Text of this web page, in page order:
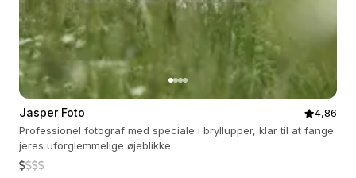
Jasper Foto
4,86
Professionel fotograf med speciale i bryllupper, klar til at fange
jeres uforglemmelige øjeblikke.